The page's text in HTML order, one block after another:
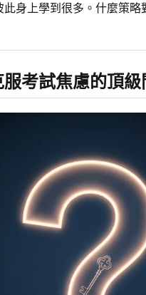
此身上學到很多。什麼策略
考試焦慮的頂級